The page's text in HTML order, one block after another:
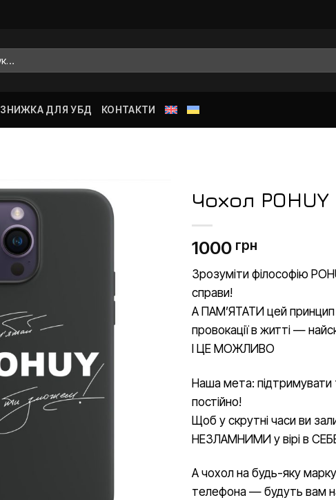
ЗНИЖКА ДЛЯ УБД КОНТАКТИ
Чохол POHUY
1000 грн
Зрозуміти філософію
справи!
А ПАМʼЯТАТИ цей принцип
провокації в житті —
І ЦЕ МОЖЛИВО
Наша мета: підтримувати
постійно!
Щоб у скрутні часи ви
НЕЗЛАМНИМИ у вірі в
А чохол на будь-яку
телефона — будуть вам